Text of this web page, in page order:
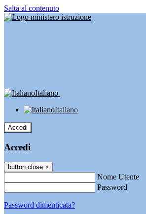
Salta al contenuto
Italiano
Italiano
Accedi
Accedi
button close ×
Nome Utente
Password
Password dimenticata?